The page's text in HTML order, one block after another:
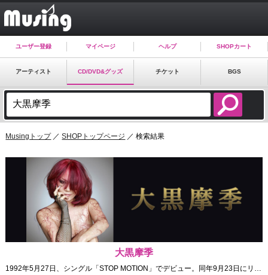
ユーザー登録 マイページ ヘルプ SHOPカート
アーティスト CD/DVD&グッズ チケット BGS
Musingトップ／SHOPトップページ ／ 検索結果
大黒摩季
1992年5月27日、シングル「STOP MOTION」でデビュー。同年9月23日にリリースした、2 ...